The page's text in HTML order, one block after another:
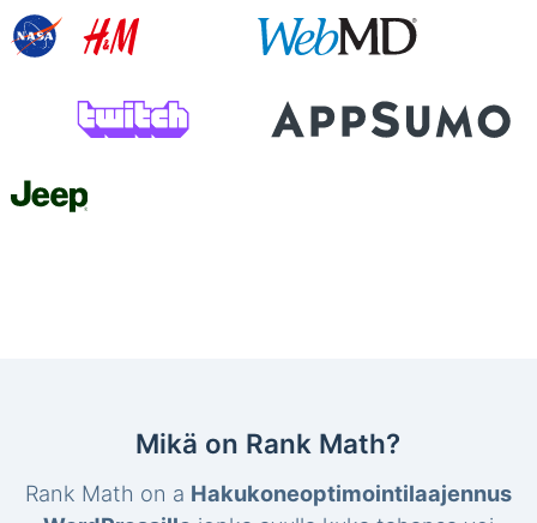
Mikä on Rank Math?
Rank Math on a Hakukoneoptimointilaajennus